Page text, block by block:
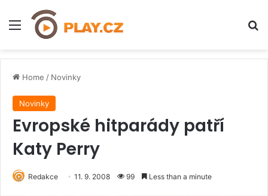
Menu
Home / Novinky
Novinky
Evropské hitparády patří
Katy Perry
Redakce 11. 9. 2008 99 Less than a minute